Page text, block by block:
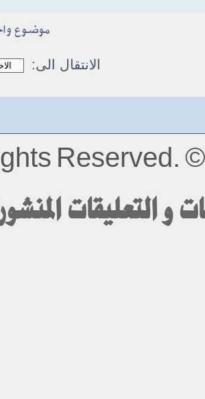
موضوع
الانتقال الى:
Reserved.